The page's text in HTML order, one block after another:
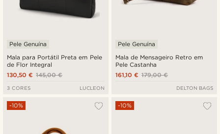
Mala para Portátil Preta em Pele
de Flor Integral
Pele Genuína
145,00 €
130,50 €
3 CORES LUCLEON
Mala de Mensageiro Retro em
Pele Castanha
Pele Genuína
179,00 €
161,10 €
DELTON BAGS
-10% -10%